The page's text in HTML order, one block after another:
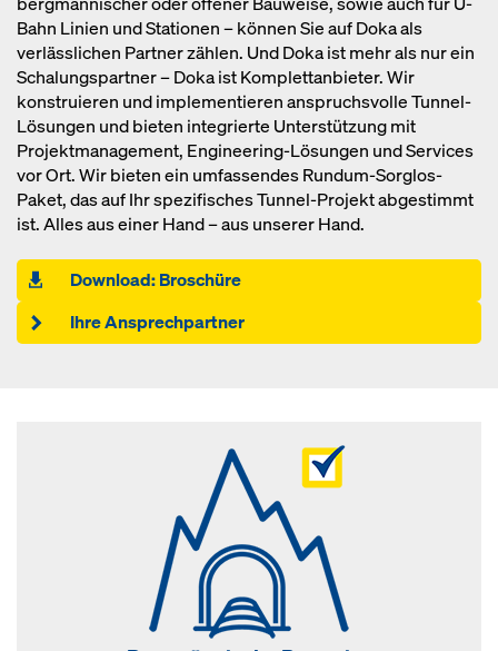
Bahn Linien und Stationen – können Sie auf Doka als
verlässlichen Partner zählen. Und Doka ist mehr als nur ein
Schalungspartner – Doka ist Komplettanbieter. Wir
konstruieren und implementieren anspruchsvolle Tunnel-
Lösungen und bieten integrierte Unterstützung mit
Projektmanagement, Engineering-Lösungen und Services
vor Ort. Wir bieten ein umfassendes Rundum-Sorglos-
Paket, das auf Ihr spezifisches Tunnel-Projekt abgestimmt
ist. Alles aus einer Hand – aus unserer Hand.
Download: Broschüre
Ihre Ansprechpartner